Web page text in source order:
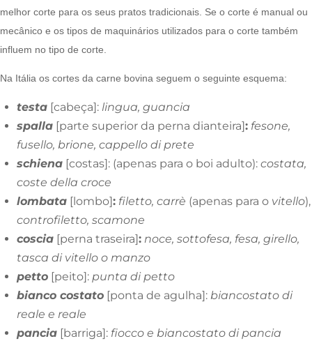
melhor corte para os seus pratos tradicionais. Se o corte é manual ou
mecânico e os tipos de maquinários utilizados para o corte também
influem no tipo de corte.
Na Itália os cortes da carne bovina seguem o seguinte esquema:
testa [cabeça]: lingua, guancia
spalla [parte superior da perna dianteira]: fesone,
fusello, brione, cappello di prete
schiena [costas]: (apenas para o boi adulto): costata,
coste della croce
lombata [lombo]: filetto, carrè (apenas para o vitello),
controfiletto, scamone
coscia [perna traseira]: noce, sottofesa, fesa, girello,
tasca di vitello o manzo
petto [peito] : punta di petto
bianco costato [ponta de agulha]: biancostato di
reale e reale
pancia [barriga] : fiocco e biancostato di pancia